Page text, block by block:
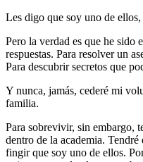
Les digo que soy uno de ellos,
Pero la verdad es que he sido
respuestas. Para resolver un
Para descubrir secretos que
Y nunca, jamás, cederé mi
familia.
Para sobrevivir, sin embargo,
dentro de la academia.
fingir que soy uno de ellos.